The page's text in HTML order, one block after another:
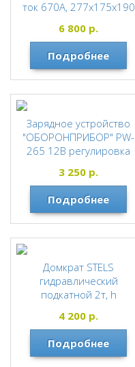
ток 670А, 277х175х190
FIREBALL
6 800 р.
Подробнее
Зарядное устройство
"ОБОРОНПРИБОР" PW-
265 12В регулировка
ОБОРОНПРИБОР
3 250 р.
Подробнее
Домкрат STELS
гидравлический
подкатной 2т, h
STELS
4 200 р.
Подробнее